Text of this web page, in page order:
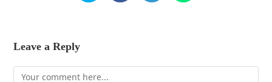
Leave a Reply